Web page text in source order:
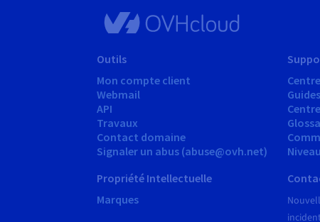
Outils
Mon compte client
Webmail
API
Travaux
Contact domaine
Signaler un abus (abuse@ovh.net)
Propriété Intellectuelle
Marques
Guides